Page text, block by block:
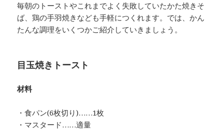
毎朝のトーストやこれまでよく失敗していたかた焼きそ
ば、鶏の手羽焼きなども手軽につくれます。では、かん
たんな調理をいくつかご紹介していきましょう。
目玉焼きトースト
材料
・食パン(6枚切り)……1枚
・マスタード……適量